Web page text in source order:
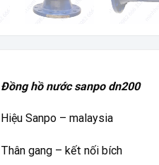
Đồng hồ nước sanpo dn200
Hiệu Sanpo – malaysia
Thân gang – kết nối bích